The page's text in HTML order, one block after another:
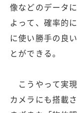
像などのデータ
よって、確率的
に使い勝手の良
とができる。
こうやって実
カメラにも搭載